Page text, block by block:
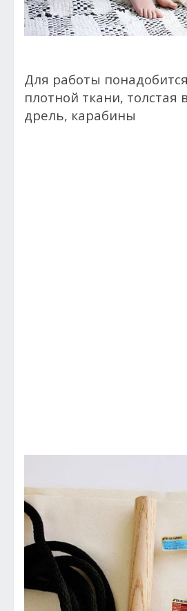
Для работы
плотной ткани, толстая
дрель, карабины